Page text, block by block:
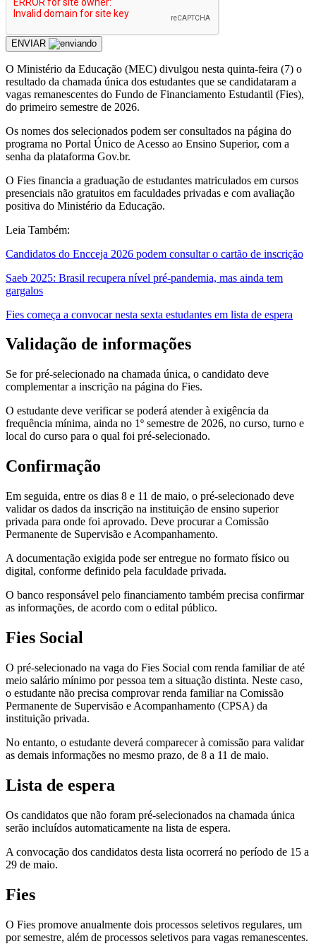
ENVIAR
O Ministério da Educação (MEC) divulgou nesta quinta-feira (7) o
resultado da chamada única dos estudantes que se candidataram a
vagas remanescentes do Fundo de Financiamento Estudantil (Fies),
do primeiro semestre de 2026.
Os nomes dos selecionados podem ser consultados na página do
programa no Portal Único de Acesso ao Ensino Superior, com a
senha da plataforma Gov.br.
O Fies financia a graduação de estudantes matriculados em cursos
presenciais não gratuitos em faculdades privadas e com avaliação
positiva do Ministério da Educação.
Leia Também:
Candidatos do Encceja 2026 podem consultar o cartão de inscrição
Saeb 2025: Brasil recupera nível pré-pandemia, mas ainda tem
gargalos
Fies começa a convocar nesta sexta estudantes em lista de espera
Validação de informações
Se for pré-selecionado na chamada única, o candidato deve
complementar a inscrição na página do Fies.
O estudante deve verificar se poderá atender à exigência da
frequência mínima, ainda no 1º semestre de 2026, no curso, turno e
local do curso para o qual foi pré-selecionado.
Confirmação
Em seguida, entre os dias 8 e 11 de maio, o pré-selecionado deve
validar os dados da inscrição na instituição de ensino superior
privada para onde foi aprovado. Deve procurar a Comissão
Permanente de Supervisão e Acompanhamento.
A documentação exigida pode ser entregue no formato físico ou
digital, conforme definido pela faculdade privada.
O banco responsável pelo financiamento também precisa confirmar
as informações, de acordo com o edital público.
Fies Social
O pré-selecionado na vaga do Fies Social com renda familiar de até
meio salário mínimo por pessoa tem a situação distinta. Neste caso,
o estudante não precisa comprovar renda familiar na Comissão
Permanente de Supervisão e Acompanhamento (CPSA) da
instituição privada.
No entanto, o estudante deverá comparecer à comissão para validar
as demais informações no mesmo prazo, de 8 a 11 de maio.
Lista de espera
Os candidatos que não foram pré-selecionados na chamada única
serão incluídos automaticamente na lista de espera.
A convocação dos candidatos desta lista ocorrerá no período de 15 a
29 de maio.
Fies
O Fies promove anualmente dois processos seletivos regulares, um
por semestre, além de processos seletivos para vagas remanescentes.